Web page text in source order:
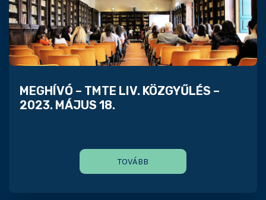
MEGHÍVÓ – TMTE LIV. KÖZGYŰLÉS –
2023. MÁJUS 18.
TOVÁBB